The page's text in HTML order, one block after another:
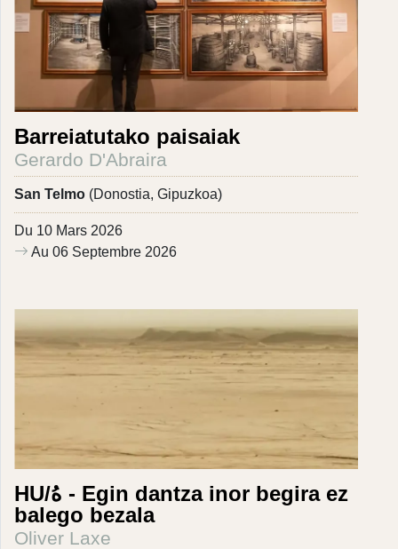
Barreiatutako paisaiak
Gerardo D'Abraira
San Telmo (Donostia, Gipuzkoa)
Du 10 Mars 2026
Au 06 Septembre 2026
HU/هُ - Egin dantza inor begira ez
balego bezala
Oliver Laxe